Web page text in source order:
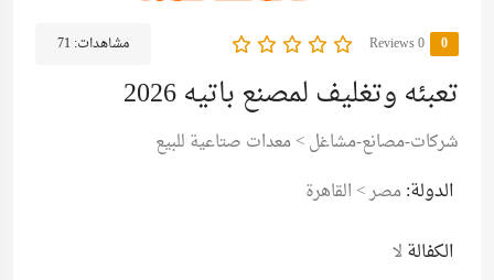
0
0 Reviews مشاهدات: 71
تعبئه وتغليف لمصنع باتيه 2026
شركات-مصانع-مشاغل> معدات صتاعية للبيع
الدولة: مصر> القاهرة
الكفالة لا